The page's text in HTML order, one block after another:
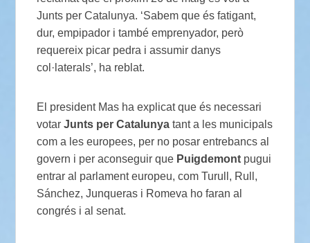
Junts per Catalunya. ‘Sabem que és fatigant,
dur, empipador i també emprenyador, però
requereix picar pedra i assumir danys
col·laterals’, ha reblat.
El president Mas ha explicat que és necessari
votarJunts per Catalunya tant a les municipals
com a les europees, per no posar entrebancs al
govern i per aconseguir que Puigdemont pugui
entrar al parlament europeu, com Turull, Rull,
Sánchez, Junqueras i Romeva ho faran al
congrés i al senat.